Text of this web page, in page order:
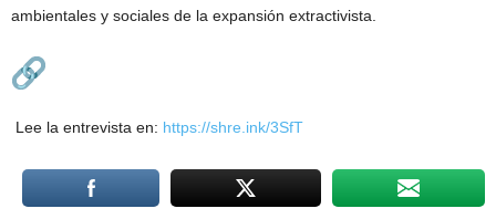
ambientales y sociales de la expansión extractivista.
Lee la entrevista en: https://shre.ink/3SfT